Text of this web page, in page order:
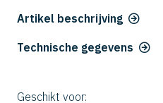
Artikel beschrijving
Technische gegevens
Geschikt voor: